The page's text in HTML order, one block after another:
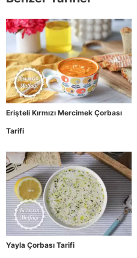
Erişteli Kırmızı Mercimek Çorbası
Tarifi
Yayla Çorbası Tarifi